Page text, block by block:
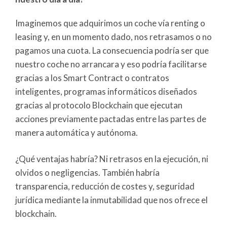
Imaginemos que adquirimos un coche vía renting o
leasing y, en un momento dado, nos retrasamos o no
pagamos una cuota. La consecuencia podría ser que
nuestro coche no arrancara y eso podría facilitarse
gracias a los Smart Contract o contratos
inteligentes, programas informáticos diseñados
gracias al protocolo Blockchain que ejecutan
acciones previamente pactadas entre las partes de
manera automática y autónoma.
¿Qué ventajas habría? Ni retrasos en la ejecución, ni
olvidos o negligencias. También habría
transparencia, reducción de costes y, seguridad
jurídica mediante la inmutabilidad que nos ofrece el
blockchain.